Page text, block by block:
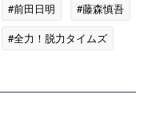
#前田日明
#藤森慎吾
#全力！脱力タイムズ